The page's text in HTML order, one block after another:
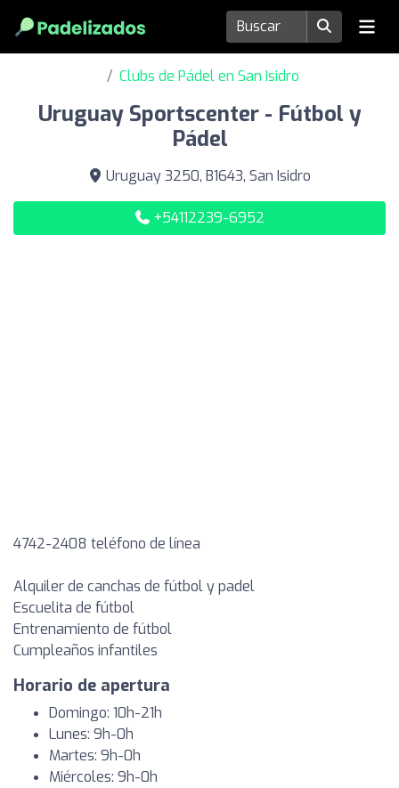
Clubs de Pádel en San Isidro
Uruguay Sportscenter - Fútbol y
Pádel
Uruguay 3250, B1643, San Isidro
+54112239-6952
4742-2408 teléfono de línea
Alquiler de canchas de fútbol y padel
Escuelita de fútbol
Entrenamiento de fútbol
Cumpleaños infantiles
Horario de apertura
Domingo: 10h-21h
Lunes: 9h-0h
Martes: 9h-0h
Miércoles: 9h-0h